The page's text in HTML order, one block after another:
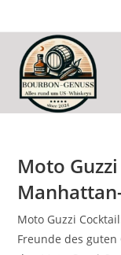
Moto
Moto Guzzi
Freunde des